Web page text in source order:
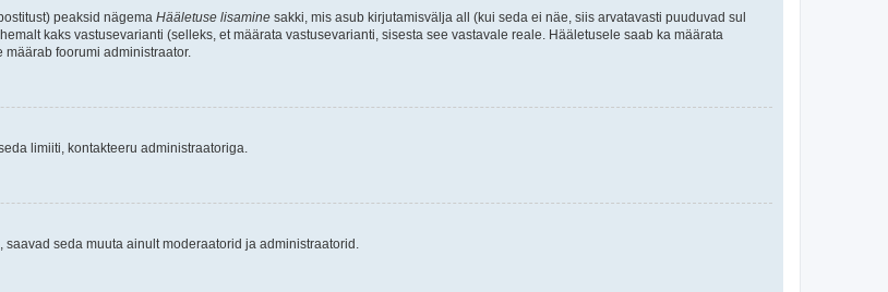
peaksid nägema Hääletuse lisamine sakki, mis asub kirjutamisvälja all (kui seda ei näe, siis arvatavasti puuduvad sul
kaks vastusevarianti (selleks, et määrata vastusevarianti, sisesta see vastavale reale. Hääletusele saab ka määrata
foorumi administraator.
limiiti, kontakteeru administraatoriga.
seda muuta ainult moderaatorid ja administraatorid.